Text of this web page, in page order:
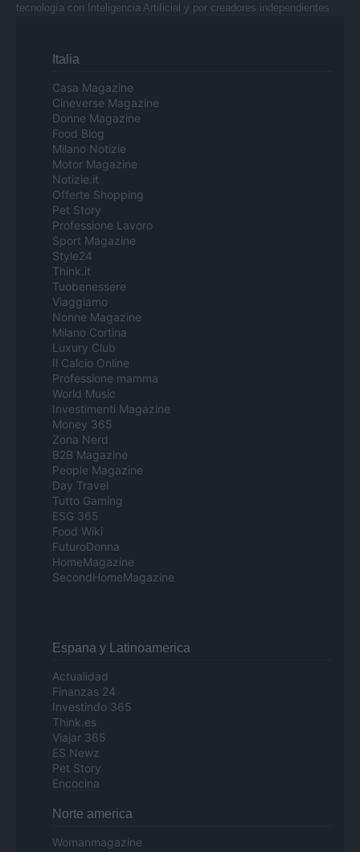
tecnología con Inteligencia Artificial y por creadores independientes
Italia
Casa Magazine
Cineverse Magazine
Donne Magazine
Food Blog
Milano Notizie
Motor Magazine
Notizie.it
Offerte Shopping
Pet Story
Professione Lavoro
Sport Magazine
Style24
Think.it
Tuobenessere
Viaggiamo
Nonne Magazine
Milano Cortina
Luxury Club
Il Calcio Online
Professione mamma
World Music
Investimenti Magazine
Money 365
Zona Nerd
B2B Magazine
People Magazine
Day Travel
Tutto Gaming
ESG 365
Food Wiki
FuturoDonna
HomeMagazine
SecondHomeMagazine
Espana y Latinoamerica
Actualidad
Finanzas 24
Investindo 365
Think.es
Viajar 365
ES Newz
Pet Story
Encocina
Norte america
Womanmagazine